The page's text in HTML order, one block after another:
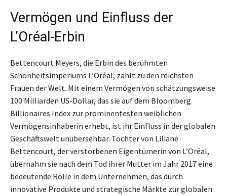
Vermögen und Einfluss der
L’Oréal-Erbin
Bettencourt Meyers, die Erbin des berühmten
Schönheitsimperiums L’Oréal, zählt zu den reichsten
Frauen der Welt. Mit einem Vermögen von schätzungsweise
100 Milliarden US-Dollar, das sie auf dem Bloomberg
Billionaires Index zur prominentesten weiblichen
Vermögensinhaberin erhebt, ist ihr Einfluss in der globalen
Geschäftswelt unübersehbar. Tochter von Liliane
Bettencourt, der verstorbenen Eigentümerin von L’Oréal,
übernahm sie nach dem Tod ihrer Mutter im Jahr 2017 eine
bedeutende Rolle in dem Unternehmen, das durch
innovative Produkte und strategische Märkte zur globalen